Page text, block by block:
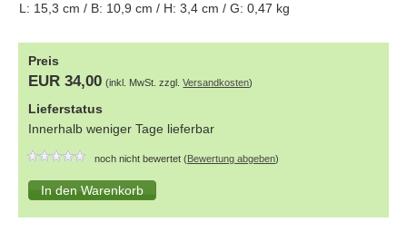
L: 15,3 cm / B: 10,9 cm / H:3,4 cm / G:0,47 kg
Preis
EUR 34,00 (inkl. MwSt. zzgl.Versandkosten)
Lieferstatus
Innerhalb weniger Tage lieferbar
noch nicht bewertet (Bewertung abgeben)